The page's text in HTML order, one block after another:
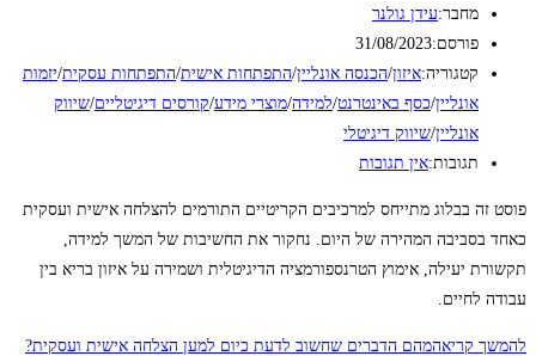
מחבר:עידן גולנר
פורסם:31/08/2023
קטגוריה:איזון/הכנסה אונליין/התפתחות אישית/התפתחות עסקית/יזמות
אונליין/כסף באינטרנט/למידה/מוצרי מידע/קורסים דיגיטליים/שיווק
אונליין/שיווק דיגיטלי
תגובות:אין תגובות
פוסט זה בבלוג מתייחס למרכיבים הקריטיים התורמים להצלחה אישית ועסקית
כאחד בסביבה המהירה של היום. נחקור את החשיבות של המשך למידה,
תקשורת יעילה, אימוץ הטרנספורמציה הדיגיטלית ושמירה על איזון בריא בין
עבודה לחיים.
להמשך קריאהמהם הדברים שחשוב לדעת כיום למען הצלחה אישית ועסקית?